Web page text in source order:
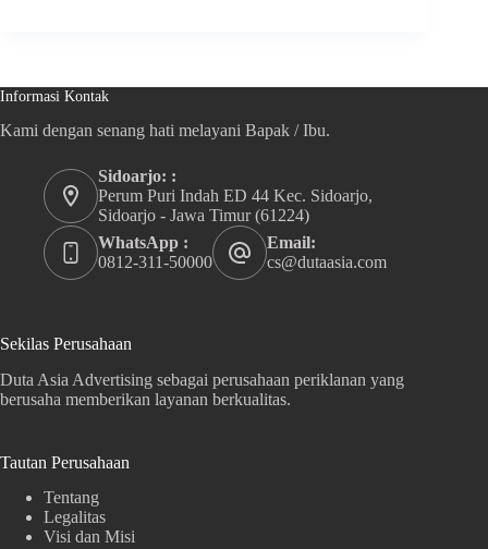
Informasi Kontak
Kami dengan senang hati melayani Bapak / Ibu.
Sidoarjo: :
Perum Puri Indah ED 44 Kec. Sidoarjo,
Sidoarjo - Jawa Timur (61224)
WhatsApp :
0812-311-50000
Email:
cs@dutaasia.com
Sekilas Perusahaan
Duta Asia Advertising sebagai perusahaan periklanan yang
berusaha memberikan layanan berkualitas.
Tautan Perusahaan
Tentang
Legalitas
Visi dan Misi